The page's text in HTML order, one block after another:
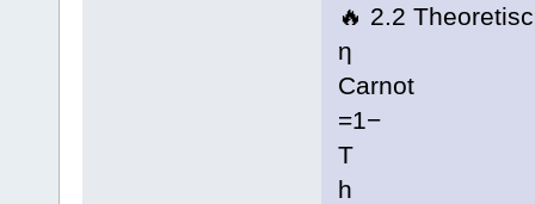
🔥 2.2
η
Carnot
=1−
T
h